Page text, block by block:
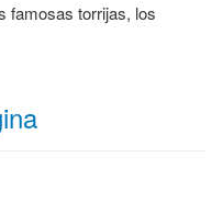
famosas torrijas, los